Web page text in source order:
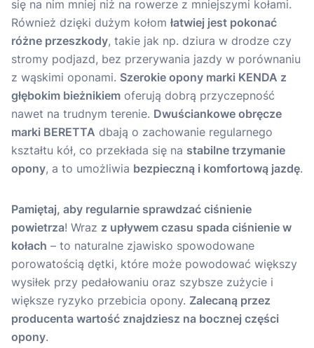
się na nim mniej niż na rowerze z mniejszymi kołami.
Również dzięki dużym kołom łatwiej jest pokonać
różne przeszkody, takie jak np. dziura w drodze czy
stromy podjazd, bez przerywania jazdy w porównaniu
z wąskimi oponami. Szerokie opony marki KENDA z
głębokim bieżnikiem oferują dobrą przyczepność
nawet na trudnym terenie. Dwuściankowe obręcze
marki BERETTA dbają o zachowanie regularnego
kształtu kół, co przekłada się na stabilne trzymanie
opony, a to umożliwia bezpieczną i komfortową jazdę.
Pamiętaj, aby regularnie sprawdzać ciśnienie
powietrza! Wraz z upływem czasu spada ciśnienie w
kołach – to naturalne zjawisko spowodowane
porowatością dętki, które może powodować większy
wysiłek przy pedałowaniu oraz szybsze zużycie i
większe ryzyko przebicia opony. Zalecaną przez
producenta wartość znajdziesz na bocznej części
opony.